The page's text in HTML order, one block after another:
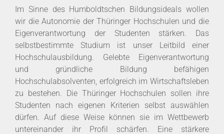
Im Sinne des Humboldtschen Bildungsideals wollen
wir die Autonomie der Thüringer Hochschulen und die
Eigenverantwortung der Studenten stärken. Das
selbstbestimmte Studium ist unser Leitbild einer
Hochschulausbildung. Gelebte Eigenverantwortung
und gründliche Bildung befähigen
Hochschulabsolventen, erfolgreich im Wirtschaftsleben
zu bestehen. Die Thüringer Hochschulen sollen ihre
Studenten nach eigenen Kriterien selbst auswählen
dürfen. Auf diese Weise können sie im Wettbewerb
untereinander ihr Profil schärfen. Eine stärkere